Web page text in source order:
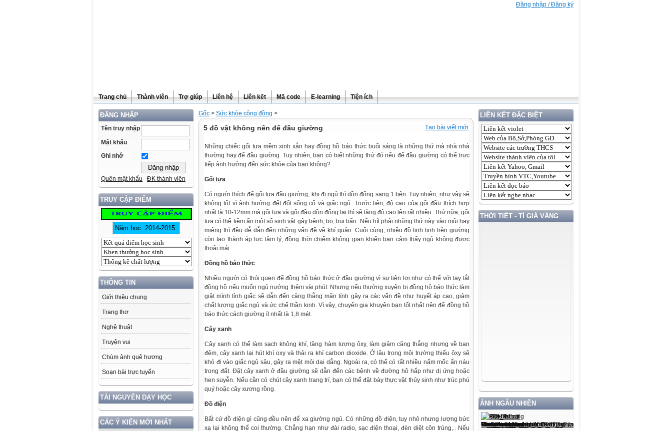
Đăng nhập / Đăng ký
Trang chủ Thành viên Trợ giúp Liên hệ Liên kết Mã code E-learning Tiện ích
ĐĂNG NHẬP
Tên truy nhập
Mật khẩu
Ghi nhớ
Quên mật khẩu ĐK thành viên
TRUY CẬP ĐIỂM
THÔNG TIN
Giới thiệu chung
Trang thơ
Nghệ thuật
Truyện vui
Chùm ảnh quê hương
Soạn bài trực tuyến
TÀI NGUYÊN DẠY HỌC
CÁC Ý KIẾN MỚI NHẤT
LIÊN KẾT ĐẶC BIỆT
THỜI TIẾT - TỈ GIÁ VÀNG
ẢNH NGẪU NHIÊN
Gốc > Sức khỏe cộng đồng >
Tạo bài viết mới
5 đồ vật không nên để đầu giường
Những chiếc gối tựa mềm xinh xắn hay đồng hồ báo thức buổi sáng là những thứ mà nhà nhà
thường hay để đầu giường. Tuy nhiên, bạn có biết những thứ đó nếu để đầu giường có thể trực
tiếp ảnh hưởng đến sức khỏe của bạn không?
Gối tựa
Có người thích để gối tựa đầu giường, khi đi ngủ thì dồn đống sang 1 bên. Tuy nhiên, như vậy sẽ
không tốt vì ảnh hưởng đết đốt sống cổ và giấc ngủ. Trước tiên, độ cao của gối đầu thích hợp
nhất là 10-12mm mà gối tựa và gối đầu dồn đống lại thì sẽ tăng độ cao lên rất nhiều. Thứ nữa, gối
tựa có thể tiềm ẩn một số sinh vật gây bệnh, bọ, bụi bẩn. Nếu hít phải những thứ này vào mũi hay
miệng thì đều dễ dẫn đến những vấn đề về khí quản. Cuối cùng, nhiều đồ linh tinh trên giường
còn tạo thành áp lực tâm lý, đồng thời chiếm không gian khiến bạn cảm thấy ngủ không được
thoải mái
Đồng hồ báo thức
Nhiều người có thói quen để đồng hồ báo thức ở đầu giường vì sự tiện lợi như có thể với tay tắt
đồng hồ nếu muốn ngủ nướng thêm vài phút. Nhưng nếu thường xuyên bị đồng hô báo thức làm
giật mình tỉnh giấc sẽ dẫn đến căng thẳng mãn tính gây ra các vấn đề như huyết áp cao, giảm
chất lượng giấc ngủ và ức chế thần kinh. Vì vậy, chuyên gia khuyên bạn tốt nhất nên để đồng hồ
báo thức cách giường ít nhất là 1,8 mét.
Cây xanh
Cây xanh có thể làm sạch không khí, tăng hàm lượng ôxy, làm giảm căng thẳng nhưng về ban
đêm, cây xanh lại hút khí oxy và thải ra khí carbon dioxide. Ở lâu trong môi trường thiếu ôxy sẽ
khó đi vào giấc ngủ sâu, gây ra mệt mỏi dai dẳng. Ngoài ra, có thể có rất nhiều nấm mốc ẩn náu
trong đất. Đặt cây xanh ở đầu giường sẽ dẫn đến các bệnh về đường hô hấp như dị ứng hoặc
hen suyễn. Nếu cần có chút cây xanh trang trí, bạn có thể đặt bày thực vật thủy sinh như trúc phú
quý hoặc cây xương rồng.
Đồ điện
Bất cứ đồ điện gì cũng đều nên để xa giường ngủ. Có những đồ điện, tuy nhỏ nhưng lượng bức
xạ lại không thể coi thường. Chẳng hạn như đài radio, sạc điện thoại, đèn diệt côn trùng,.. Nếu